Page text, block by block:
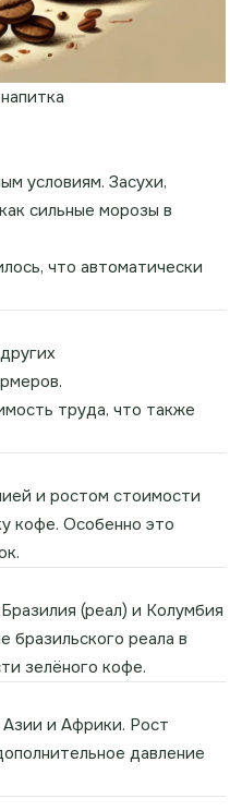
условиям. Засухи,
сильные морозы в
что автоматически
труда, что также
и ростом стоимости
кофе. Особенно это
(реал) и Колумбия
бразильского реала в
зелёного кофе.
Азии и Африки. Рост
давление